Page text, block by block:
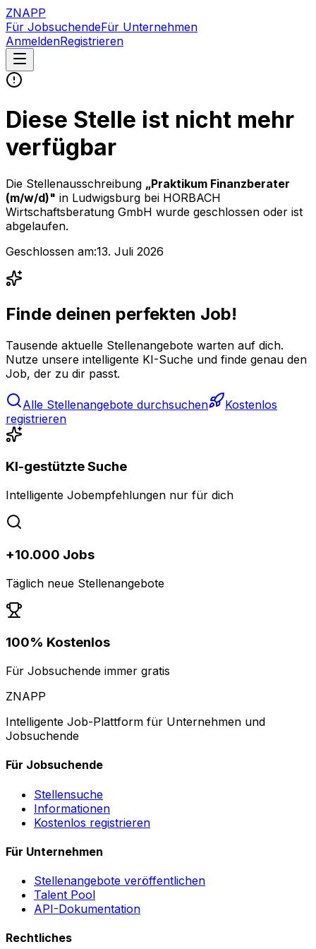
ZNAPP
Für JobsuchendeFür Unternehmen
AnmeldenRegistrieren
Diese Stelle ist nicht mehr
verfügbar
Die Stellenausschreibung „Praktikum Finanzberater
(m/w/d)" in Ludwigsburg bei HORBACH
Wirtschaftsberatung GmbH wurde geschlossen oder ist
abgelaufen.
Geschlossen am:13. Juli 2026
Finde deinen perfekten Job!
Tausende aktuelle Stellenangebote warten auf dich.
Nutze unsere intelligente KI-Suche und finde genau den
Job, der zu dir passt.
Alle Stellenangebote durchsuchen
Kostenlos
registrieren
KI-gestützte Suche
Intelligente Jobempfehlungen nur für dich
+10.000 Jobs
Täglich neue Stellenangebote
100% Kostenlos
Für Jobsuchende immer gratis
ZNAPP
Intelligente Job-Plattform für Unternehmen und
Jobsuchende
Für Jobsuchende
Stellensuche
Informationen
Kostenlos registrieren
Für Unternehmen
Stellenangebote veröffentlichen
Talent Pool
API-Dokumentation
Rechtliches